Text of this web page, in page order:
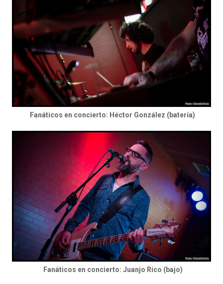
Fanáticos en concierto: Héctor González (batería)
Fanáticos en concierto: Juanjo Rico (bajo)